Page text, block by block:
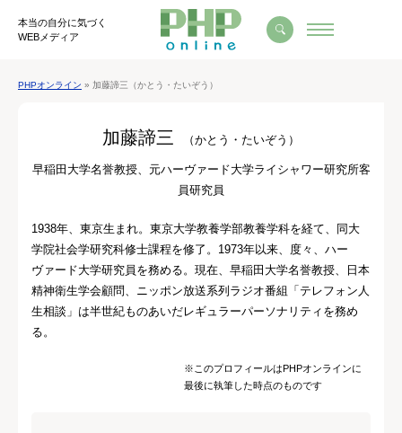
本当の自分に気づく
WEBメディア
PHPオンライン » 加藤諦三（かとう・たいぞう）
加藤諦三 （かとう・たいぞう）
早稲田大学名誉教授、元ハーヴァード大学ライシャワー研究所客
員研究員
1938年、東京生まれ。東京大学教養学部教養学科を経て、同大
学院社会学研究科修士課程を修了。1973年以来、度々、ハー
ヴァード大学研究員を務める。現在、早稲田大学名誉教授、日本
精神衛生学会顧問、ニッポン放送系列ラジオ番組「テレフォン人
生相談」は半世紀ものあいだレギュラーパーソナリティを務め
る。
※このプロフィールはPHPオンラインに
最後に執筆した時点のものです